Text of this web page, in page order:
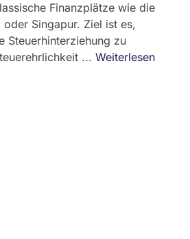
Finanzplätze wie die
Singapur. Ziel ist es,
Steuerhinterziehung zu
... Weiterlesen